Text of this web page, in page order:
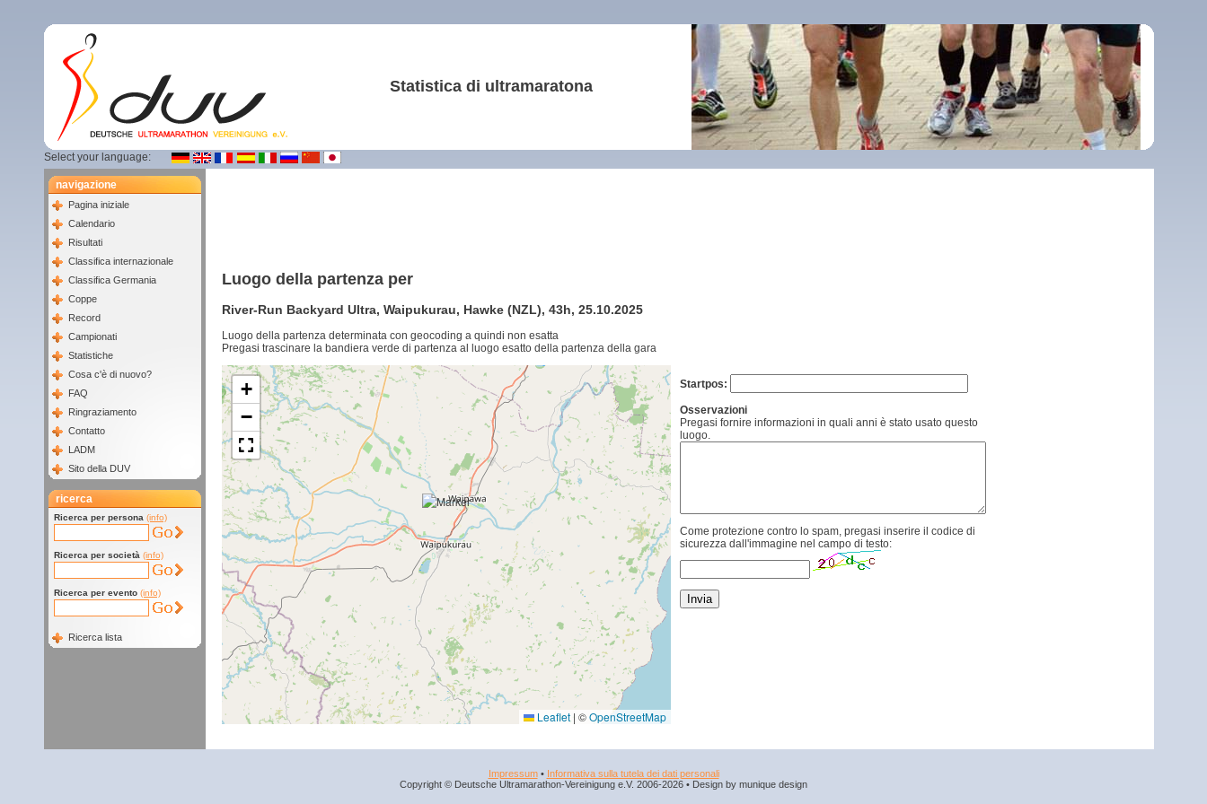
Statistica di ultramaratona
Select your language:
navigazione
Pagina iniziale
Calendario
Risultati
Classifica internazionale
Classifica Germania
Coppe
Record
Campionati
Statistiche
Cosa c'è di nuovo?
FAQ
Ringraziamento
Contatto
LADM
Sito della DUV
ricerca
Ricerca per persona (info)
Ricerca per società (info)
Ricerca per evento (info)
Ricerca lista
Luogo della partenza per
River-Run Backyard Ultra, Waipukurau, Hawke (NZL), 43h, 25.10.2025
Luogo della partenza determinata con geocoding a quindi non esatta
Pregasi trascinare la bandiera verde di partenza al luogo esatto della partenza della gara
+
−
Leaflet | ©OpenStreetMap
Startpos:
Osservazioni
Pregasi fornire informazioni in quali anni è stato usato questo
luogo.
Come protezione contro lo spam, pregasi inserire il codice di
sicurezza dall'immagine nel campo di testo:
Impressum• Informativa sulla tutela dei dati personali
Copyright © Deutsche Ultramarathon-Vereinigung e.V. 2006-2026 • Design by munique design